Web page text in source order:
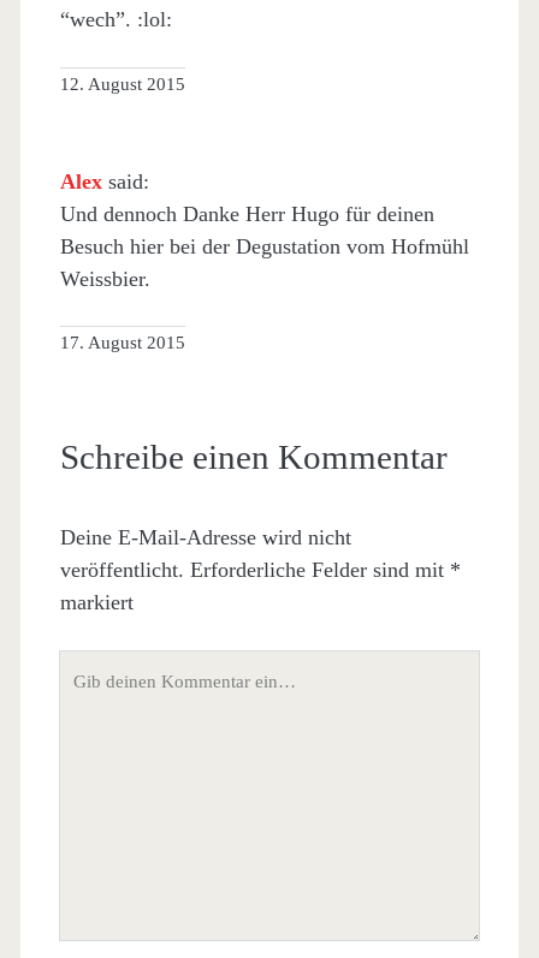
“wech”. :lol:
12. August 2015
Alex said:
Und dennoch Danke Herr Hugo für deinen
Besuch hier bei der Degustation vom Hofmühl
Weissbier.
17. August 2015
Schreibe einen Kommentar
Deine E-Mail-Adresse wird nicht
veröffentlicht. Erforderliche Felder sind mit *
markiert